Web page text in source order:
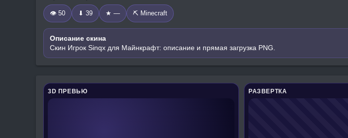
👁 50 ⬇ 39 ★ — ⛏️ Minecraft
Описание скина
Скин Игрок Sinqx для Майнкрафт: описание и прямая загрузка PNG.
3D ПРЕВЬЮ РАЗВЕРТКА